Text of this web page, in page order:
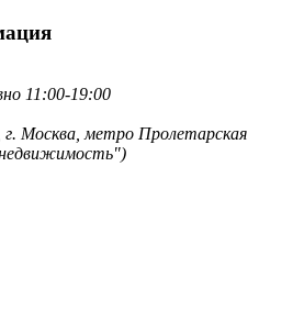
11:00-19:00
г. Москва, метро Пролетарская